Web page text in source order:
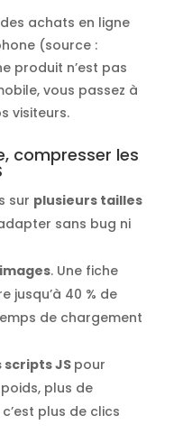
des achats en ligne
(source :
produit n’est pas
vous passez à
visiteurs.
compresser les
sur plusieurs tailles
sans bug ni
. Une fiche
jusqu’à 40 % de
de chargement
scripts JS pour
plus de
plus de clics